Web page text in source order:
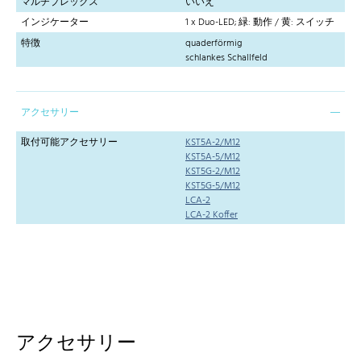
インジケーター
1 x Duo-LED; 緑: 動作 / 黄: スイッチ
特徴
quaderförmig
schlankes Schallfeld
アクセサリー
取付可能アクセサリー
KST5A-2/M12
KST5A-5/M12
KST5G-2/M12
KST5G-5/M12
LCA-2
LCA-2 Koffer
アクセサリー